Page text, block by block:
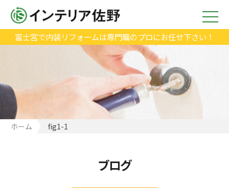
富士宮で内装リフォームは専門職のプロにお任せ下さい！
ホーム fig1-1
ブログ